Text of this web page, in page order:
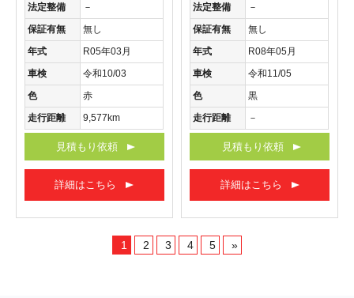
法定整備
－
保証有無
無し
年式
R05年03月
車検
令和10/03
色
赤
走行距離
9,577km
見積もり依頼
詳細はこちら
法定整備
－
保証有無
無し
年式
R08年05月
車検
令和11/05
色
黒
走行距離
－
見積もり依頼
詳細はこちら
1 2 3 4 5 »